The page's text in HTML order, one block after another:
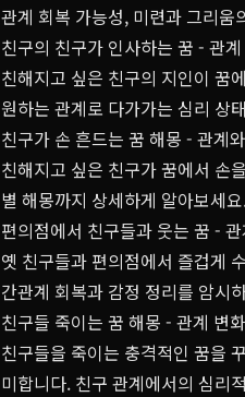
관계 회복 가능성, 미련과 그리
친구의 친구가 인사하는 꿈 - 관
친해지고 싶은 친구의 지인이 꿈
원하는 관계로 다가가는 심리 상
친구가 손 흔드는 꿈 해몽 - 관계
친해지고 싶은 친구가 꿈에서 손
별 해몽까지 상세하게 알아보세
편의점에서 친구들과 웃는 꿈 -
옛 친구들과 편의점에서 즐겁게
간관계 회복과 감정 정리를 암시
친구들 죽이는 꿈 해몽 - 관계 변
친구들을 죽이는 충격적인 꿈을
미합니다. 친구 관계에서의 심리